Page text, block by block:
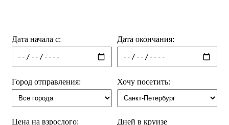
Дата начала с: Дата окончания:
Город отправления: Хочу посетить:
Цена на взрослого:
Дней в круизе